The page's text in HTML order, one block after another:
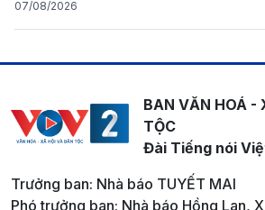
07/08/2026
BAN VĂN HOÁ -
TỘC
Đài Tiếng nói
Trưởng ban: Nhà báo TUYẾT MAI
Phó trưởng ban: Nhà báo Hồng Lan,